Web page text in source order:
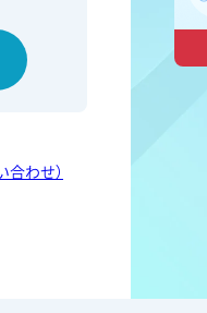
わせ）